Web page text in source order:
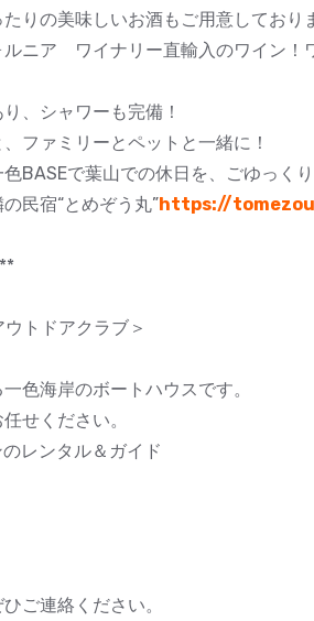
りの美味しいお酒もご用意しており
ニア ワイナリー直輸入のワイン！
、シャワーも完備！
ファミリーとペットと一緒に！
BASEで葉山での休日を、ごゆっくり
民宿“とめぞう丸”https://
トドアクラブ＞
色海岸のボートハウスです。
せください。
レンタル＆ガイド
ご連絡ください。